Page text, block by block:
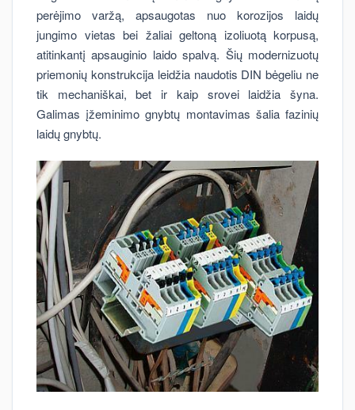
perėjimo varžą, apsaugotas nuo korozijos laidų
jungimo vietas bei žaliai geltoną izoliuotą korpusą,
atitinkantį apsauginio laido spalvą. Šių modernizuotų
priemonių konstrukcija leidžia naudotis DIN bėgeliu ne
tik mechaniškai, bet ir kaip srovei laidžia šyna.
Galimas įžeminimo gnybtų montavimas šalia fazinių
laidų gnybtų.